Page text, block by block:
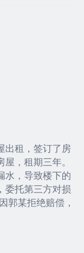
出租，签订了房
，租期三年。
水，导致楼下的
委托第三方对损
郭某拒绝赔偿，